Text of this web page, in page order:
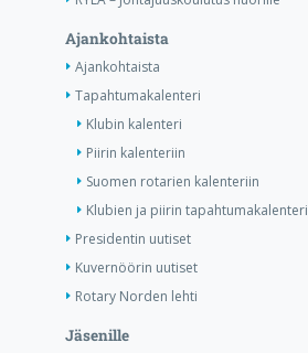
Ajankohtaista
Ajankohtaista
Tapahtumakalenteri
Klubin kalenteri
Piirin kalenteriin
Suomen rotarien kalenteriin
Klubien ja piirin tapahtumakalenteri
Presidentin uutiset
Kuvernöörin uutiset
Rotary Norden lehti
Jäsenille